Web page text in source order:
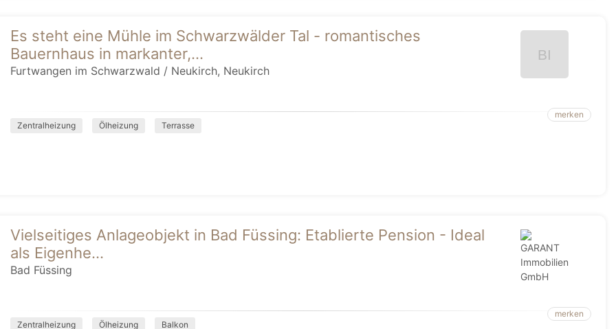
Es steht eine Mühle im Schwarzwälder Tal - romantisches
Bauernhaus in markanter,...
Furtwangen im Schwarzwald / Neukirch, Neukirch
merken
Zentralheizung
Ölheizung Terrasse
Vielseitiges Anlageobjekt in Bad Füssing: Etablierte Pension - Ideal
als Eigenhe...
Bad Füssing
merken
Zentralheizung
Ölheizung Balkon